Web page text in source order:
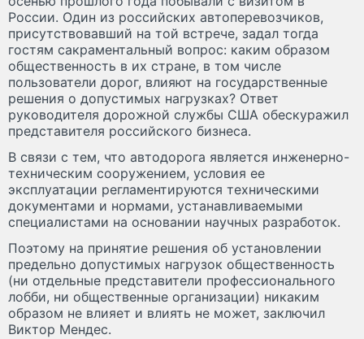
России. Один из российских автоперевозчиков,
присутствовавший на той встрече, задал тогда
гостям сакраментальный вопрос: каким образом
общественность в их стране, в том числе
пользователи дорог, влияют на государственные
решения о допустимых нагрузках? Ответ
руководителя дорожной службы США обескуражил
представителя российского бизнеса.
В связи с тем, что автодорога является инженерно-
техническим сооружением, условия ее
эксплуатации регламентируются техническими
документами и нормами, устанавливаемыми
специалистами на основании научных разработок.
Поэтому на принятие решения об установлении
предельно допустимых нагрузок общественность
(ни отдельные представители профессионального
лобби, ни общественные организации) никаким
образом не влияет и влиять не может, заключил
Виктор Мендес.